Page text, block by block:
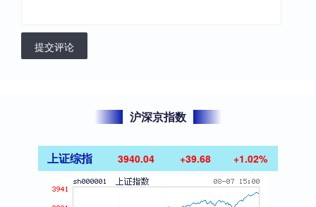
提交评论
沪深京指数
上证综指 3940.04 +39.68 +1.02%